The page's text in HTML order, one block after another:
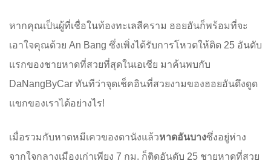
หากคุณเป็นผู้ที่เชื่อในท้องทะเลสีคราม ฮอยอันก็พร้อมที่จะ
เอาใจคุณด้วย An Bang ซึ่งเพิ่งได้รับการโหวตให้ติด 25 อันดับ
แรกของชายหาดที่สวยที่สุดในเอเชีย มาค้นพบกับ
DaNangByCar ทันทีว่าจุดเช็คอินที่สวยงามของฮอยอันดึงดูด
แขกของเราได้อย่างไร!
เมื่อรวมกับหาดหมีเควของดานังแล้วหาดอันบางซึ่งอยู่ห่าง
จากใจกลางเมืองเก่าเพียง 7 กม. ก็ติดอันดับ 25 ชายหาดที่สวย